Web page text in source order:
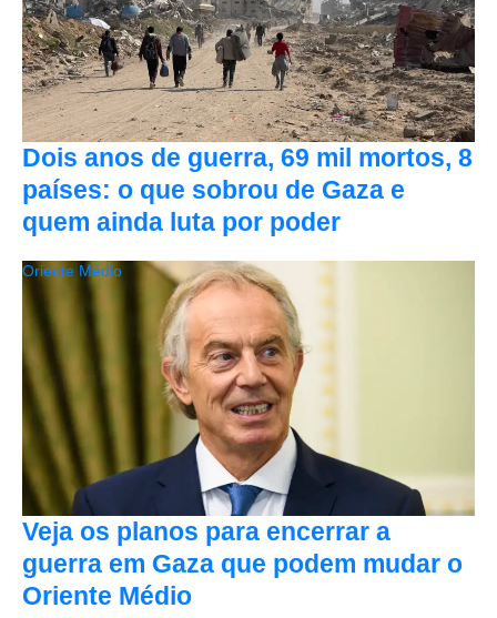
Dois anos de guerra, 69 mil mortos, 8
países: o que sobrou de Gaza e
quem ainda luta por poder
Veja os planos para encerrar a
guerra em Gaza que podem mudar o
Oriente Médio
Oriente Médio